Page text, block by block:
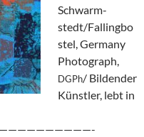
Schwarm-
stedt/Fallingbo
stel, Germany
Photograph,
DGPh/ Bildender
Künstler, lebt in